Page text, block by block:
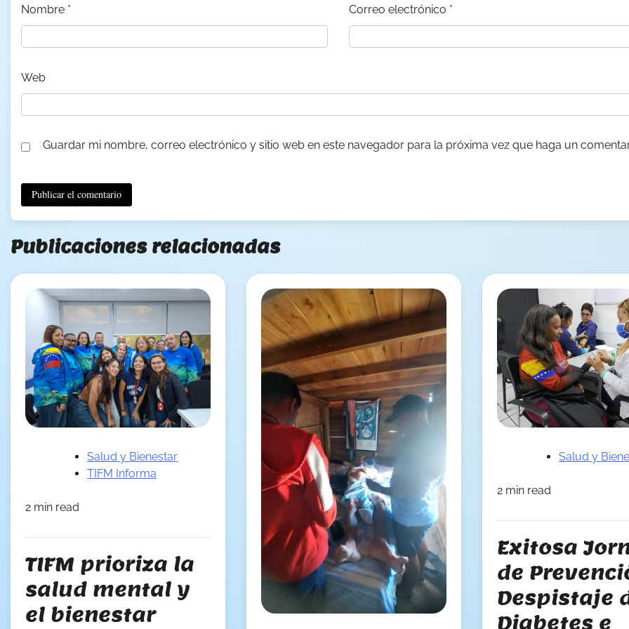
Nombre * Correo electrónico *
Web
Guardar mi nombre, correo electrónico y sitio web en este navegador para la próxima vez que haga un
Publicaciones relacionadas
Salud y Bienestar
TIFM Informa
2 min read
TIFM prioriza la
salud mental y
el bienestar
Salud y
2 min read
Exitosa
de
Despistaje
Diabetes e